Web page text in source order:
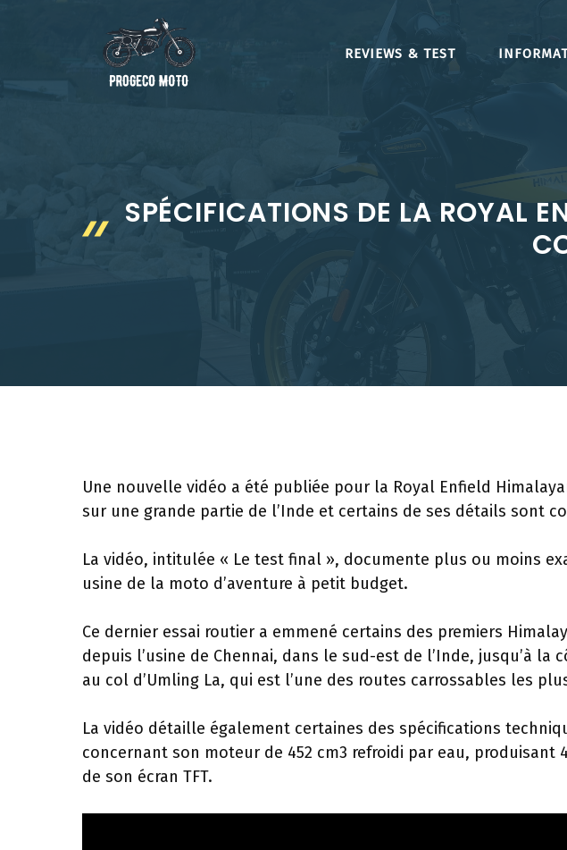
REVIEWS & TEST
SPÉCIFICATIONS DE LA ROYAL
Une nouvelle vidéo a été publiée pour la Royal Enfield
sur une grande partie de l’Inde et certains de ses détails sont
La vidéo, intitulée « Le test final », documente plus ou moins
usine de la moto d’aventure à petit budget.
Ce dernier essai routier a emmené certains des premiers
depuis l’usine de Chennai, dans le sud-est de l’Inde, jusqu’à la
au col d’Umling La, qui est l’une des routes carrossables les
La vidéo détaille également certaines des spécifications
concernant son moteur de 452 cm3 refroidi par eau, produisant
de son écran TFT.